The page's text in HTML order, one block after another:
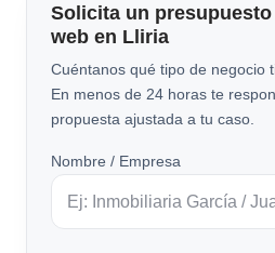
Solicita un
web en Lliria
Cuéntanos qué tipo de negocio
En menos de 24 horas te
propuesta ajustada a tu caso.
Nombre / Empresa